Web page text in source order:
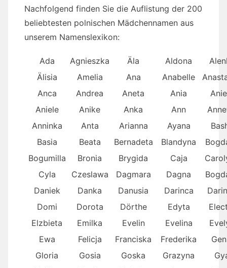
Nachfolgend finden Sie die Auflistung der 200
beliebtesten polnischen Mädchennamen aus
unserem Namenslexikon:
Ada Agnieszka Äla Aldona
Älisia
Amelia Ana Anabelle
Anca
Andrea Aneta Ania
Aniele
Anike Anka Ann
Anninka
Anta Arianna Ayana
Basia
Beata Bernadeta Blandyna
Bogumilla
Bronia Brygida Caja
Cyla
Czeslawa Dagmara Dagna
Daniek
Danka Danusia Darinca
Domi
Dorota Dörthe Edyta
Elzbieta
Emilka Evelin Evelina
Ewa
Felicja Franciska Frederika
Gloria
Gosia Goska Grazyna